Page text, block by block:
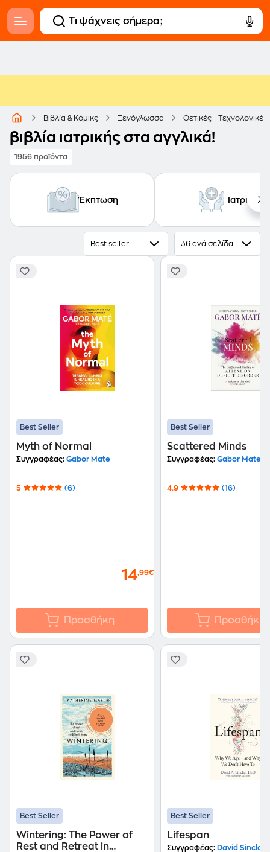
Βιβλία & Κόμικς Ξενόγλωσσα Θετικές - Τεχνολογικές
βιβλία ιατρικής στα αγγλικά!
1956 προϊόντα
Έκπτωση Ιατρική
Best seller 36 ανά σελίδα
Best Seller
Myth of Normal
Συγγραφέας: Gabor Mate
5 (6)
14,99€
Προσθήκη
Best Seller
Scattered Minds
Συγγραφέας: Gabor Mate
4.9 (16)
Προσθήκη
Best Seller
Wintering: The Power of
Rest and Retreat in
Best Seller
Lifespan
Συγγραφέας: David Sinclair